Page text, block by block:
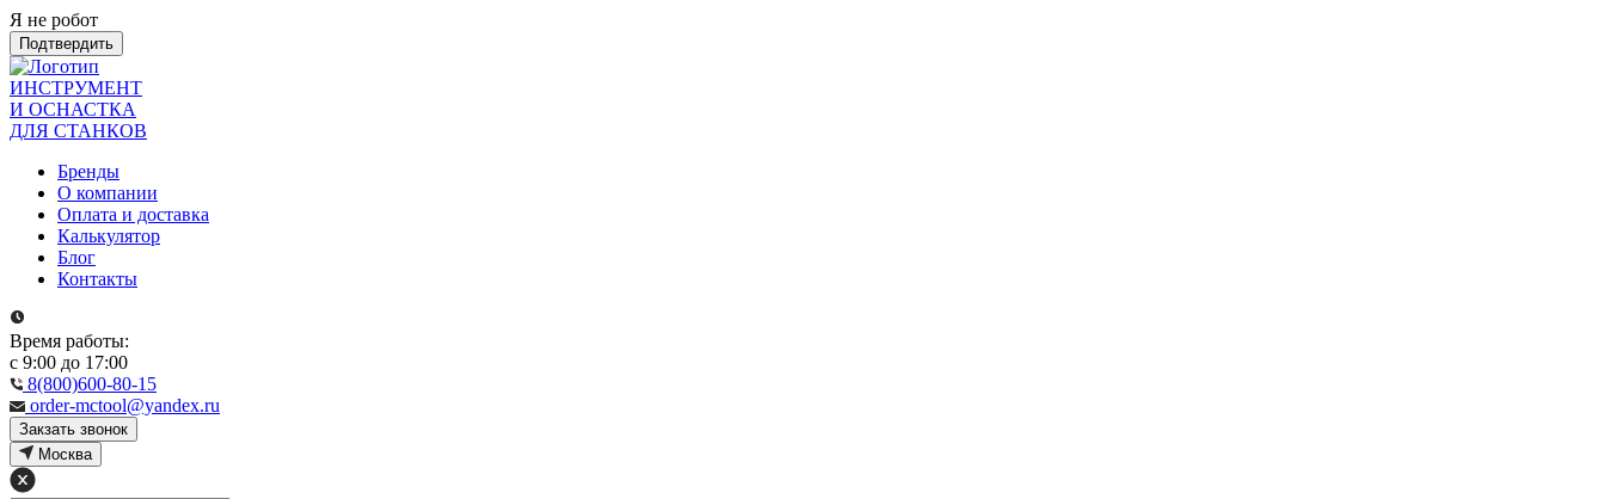
Я не робот
Подтвердить
ИНСТРУМЕНТ
И ОСНАСТКА
ДЛЯ СТАНКОВ
Бренды
О компании
Оплата и доставка
Калькулятор
Блог
Контакты
Время работы:
с 9:00 до 17:00
8(800)600-80-15
order-mctool@yandex.ru
Закзать звонок
Москва